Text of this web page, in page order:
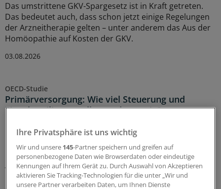
Das umstrittene GKV-Spargesetz ist in Kraft getreten.
Das bedeutet auch, dass schon jetzt einige Regelungen
der Arzneitherapie gelten – unter anderem das Aus der
Homöopathie auf Kosten der GKV.
03.08.2026
OECD-Studie
Primärversorgung: Wie viel Steuerung und
Eigenbeteiligung sollen es denn sein?
Deutschland gibt es viele Erfahrungen im Ausland. Ein
Ratschlag an die Koalition und den designierten
Gesundheitsminister Carsten Linnemann lautet: Bitte
viel Zeit für die Umsetzung mitbringen!
28.07.2026
Ihre Privatsphäre ist uns wichtig
Wir und unsere 145-Partner speichern und greifen auf
personenbezogene Daten wie Browserdaten oder eindeutige
Kennungen auf Ihrem Gerät zu. Durch Auswahl von Akzeptieren
aktivieren Sie Tracking-Technologien für die unter „Wir und
unsere Partner verarbeiten Daten, um Ihnen Dienste